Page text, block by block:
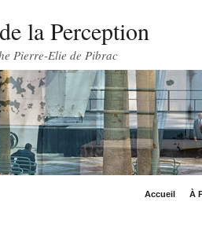
la Perception
Pierre-Elie de Pibrac
Accueil À